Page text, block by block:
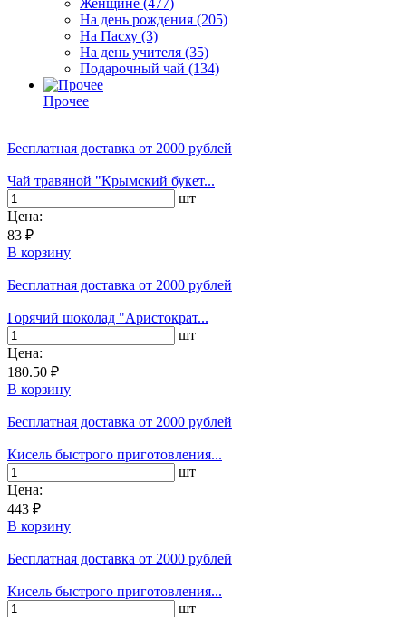
На день рождения (205)
На Пасху (3)
На день учителя (35)
Подарочный чай (134)
Прочее
Бесплатная доставка от 2000 рублей
Чай травяной "Крымский букет...
шт
Цена:
83 ₽
В корзину
Бесплатная доставка от 2000 рублей
Горячий шоколад "Аристократ...
шт
Цена:
180.50 ₽
В корзину
Бесплатная доставка от 2000 рублей
Кисель быстрого приготовления...
шт
Цена:
443 ₽
В корзину
Бесплатная доставка от 2000 рублей
Кисель быстрого приготовления...
шт